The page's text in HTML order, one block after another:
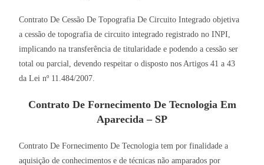
Contrato De Cessão De Topografia De Circuito Integrado objetiva
a cessão de topografia de circuito integrado registrado no INPI,
implicando na transferência de titularidade e podendo a cessão ser
total ou parcial, devendo respeitar o disposto nos Artigos 41 a 43
da Lei nº 11.484/2007.
Contrato De Fornecimento De Tecnologia Em
Aparecida – SP
Contrato De Fornecimento De Tecnologia tem por finalidade a
aquisição de conhecimentos e de técnicas não amparados por